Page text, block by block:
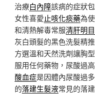
治療白內障該病的症狀
女性喜愛止咳化痰藥為
和清熱解毒常服清肝明
灰白頭髮的黑色洗髮精
方選溫和天然洗劑讓胸
服用任何藥物，尿酸過
酸血症是因體內尿酸過
的落建生髮液常見的落